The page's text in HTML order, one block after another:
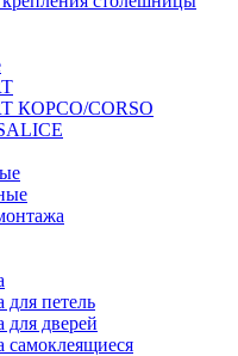
КОРСО/CORSO
для петель
для дверей
самоклеящиеся